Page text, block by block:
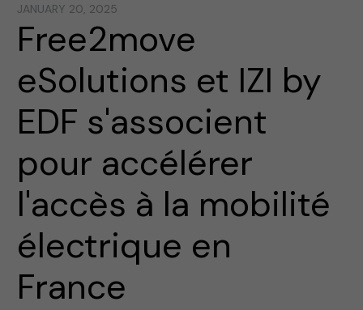
JANUARY 20, 2025
Free2move
eSolutions et IZI by
EDF s'associent
pour accélérer
l'accès à la mobilité
électrique en
France